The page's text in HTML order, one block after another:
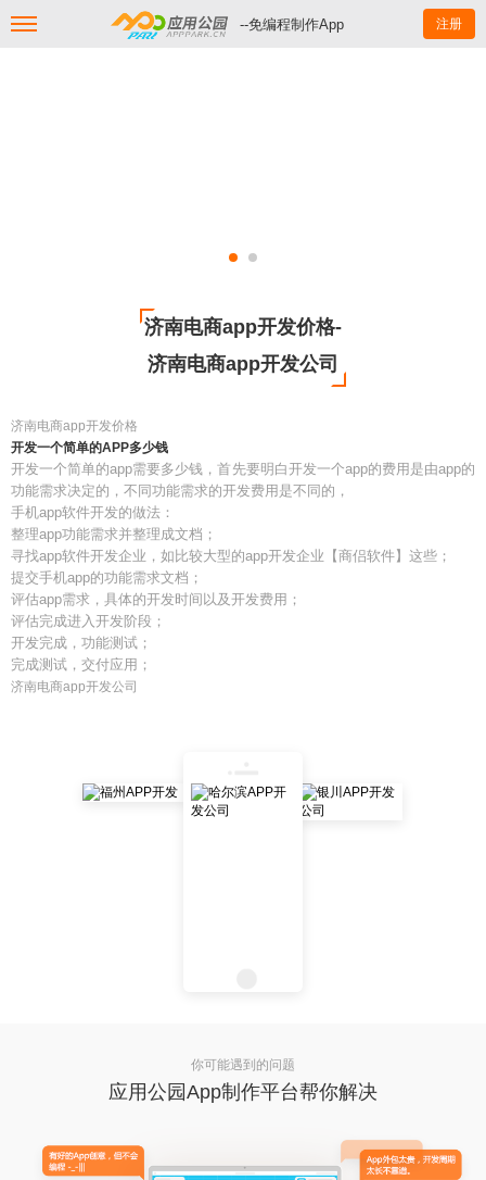
--免编程制作App 注册
济南电商app开发价格-
济南电商app开发公司
济南电商app开发价格
开发一个简单的APP多少钱
开发一个简单的app需要多少钱，首先要明白开发一个app的费用是由app的
功能需求决定的，不同功能需求的开发费用是不同的，
手机app软件开发的做法：
整理app功能需求并整理成文档；
寻找app软件开发企业，如比较大型的app开发企业【商侣软件】这些；
提交手机app的功能需求文档；
评估app需求，具体的开发时间以及开发费用；
评估完成进入开发阶段；
开发完成，功能测试；
完成测试，交付应用；
济南电商app开发公司
你可能遇到的问题
应用公园App制作平台帮你解决